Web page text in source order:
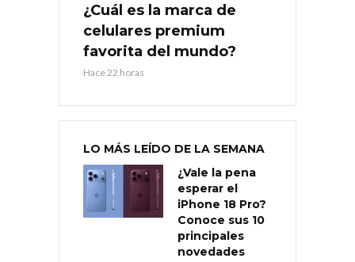
¿Cuál es la marca de
celulares premium
favorita del mundo?
Hace 22 horas
LO MÁS LEÍDO DE LA SEMANA
¿Vale la pena
esperar el
iPhone 18 Pro?
Conoce sus 10
principales
novedades